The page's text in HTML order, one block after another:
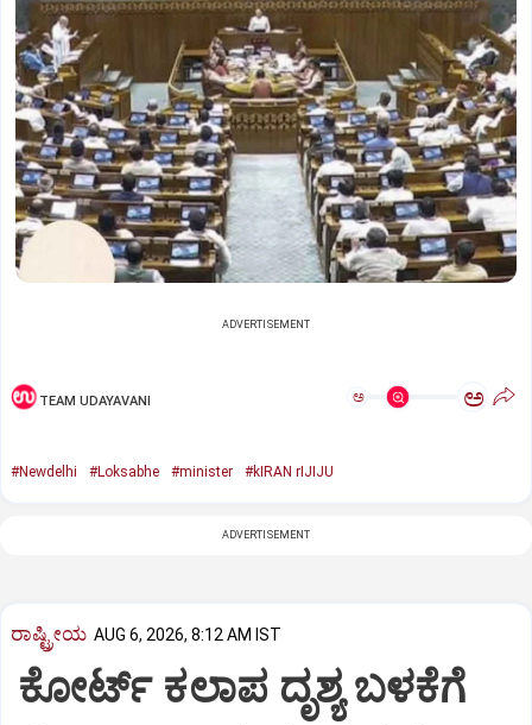
ADVERTISEMENT
TEAM UDAYAVANI ಅ ಅ
#Newdelhi #Loksabhe #minister #kIRAN rIJIJU
ADVERTISEMENT
ರಾಷ್ಟ್ರೀಯ AUG 6, 2026, 8:12 AM IST
ಕೋರ್ಟ್ ಕಲಾಪ ದೃಶ್ಯ ಬ‍ಳಕೆಗೆ